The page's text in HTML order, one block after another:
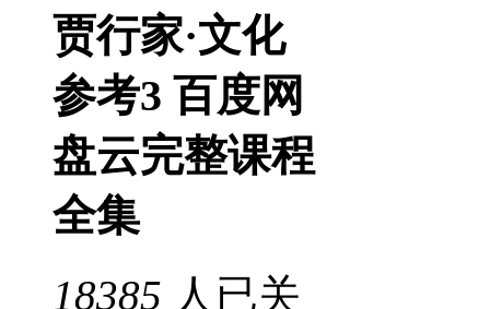
贾行家·文化
参考3 百度网
盘云完整课程
全集
18385 人已关